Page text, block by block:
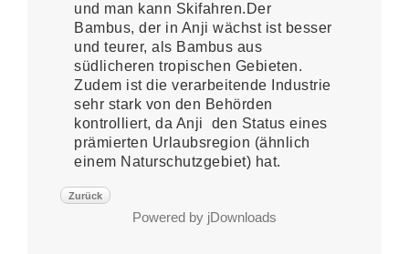
und man kann Skifahren.Der
Bambus, der in Anji wächst ist besser
und teurer, als Bambus aus
südlicheren tropischen Gebieten.
Zudem ist die verarbeitende Industrie
sehr stark von den Behörden
kontrolliert, da Anji den Status eines
prämierten Urlaubsregion (ähnlich
einem Naturschutzgebiet) hat.
Zurück
Powered by jDownloads